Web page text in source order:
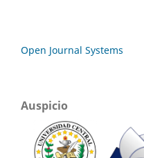
Open Journal Systems
Auspicio